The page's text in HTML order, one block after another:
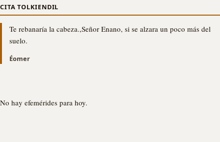
CITA TOLKIENDIL
Te rebanaría la cabeza.,Señor Enano, si se alzara un poco más del
suelo.
Éomer
No hay efemérides para hoy.